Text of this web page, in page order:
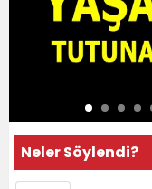
Neler Söylendi?